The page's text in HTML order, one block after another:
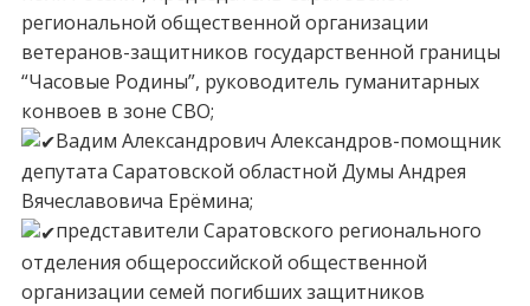
региональной общественной организации
ветеранов-защитников государственной границы
“Часовые Родины”, руководитель гуманитарных
конвоев в зоне СВО;
Вадим Александрович Александров-помощник
депутата Саратовской областной Думы Андрея
Вячеславовича Ерёмина;
представители Саратовского регионального
отделения общероссийской общественной
организации семей погибших защитников